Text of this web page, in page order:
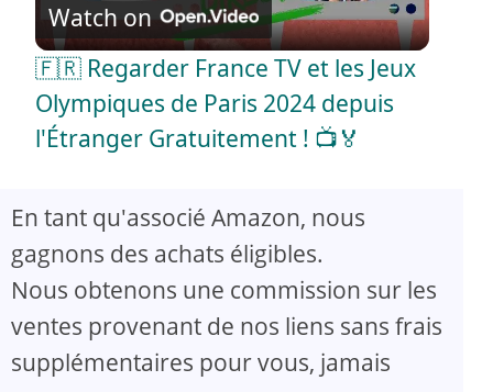
l
a
V
i
d
Watch on
🇫🇷 Regarder France TV et les Jeux
Olympiques de Paris 2024 depuis
l'Étranger Gratuitement ! 📺🏅
En tant qu'associé Amazon, nous
gagnons des achats éligibles.
Nous obtenons une commission sur les
ventes provenant de nos liens sans frais
supplémentaires pour vous, jamais